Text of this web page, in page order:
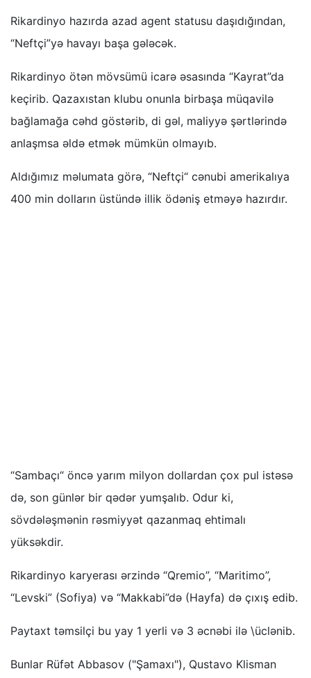
Rikardinyo hazırda azad agent statusu daşıdığından,
“Neftçi”yə havayı başa gələcək.
Rikardinyo ötən mövsümü icarə əsasında “Kayrat”da
keçirib. Qazaxıstan klubu onunla birbaşa müqavilə
bağlamağa cəhd göstərib, di gəl, maliyyə şərtlərində
anlaşmsa əldə etmək mümkün olmayıb.
Aldığımız məlumata görə, “Neftçi“ cənubi amerikalıya
400 min dolların üstündə illik ödəniş etməyə hazırdır.
“Sambaçı“ öncə yarım milyon dollardan çox pul istəsə
də, son günlər bir qədər yumşalıb. Odur ki,
sövdələşmənin rəsmiyyət qazanmaq ehtimalı
yüksəkdir.
Rikardinyo karyerası ərzində “Qremio”, “Maritimo”,
“Levski” (Sofiya) və “Makkabi”də (Hayfa) də çıxış edib.
Paytaxt təmsilçi bu yay 1 yerli və 3 əcnəbi ilə \üclənib.
Bunlar Rüfət Abbasov ("Şamaxı"), Qustavo Klisman